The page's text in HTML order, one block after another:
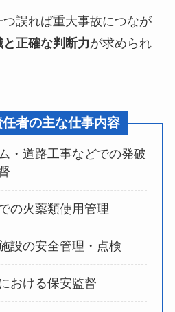
誤れば重大事故につなが
正確な判断力が求められ
者の主な仕事内容
・道路工事などでの発破
の火薬類使用管理
設の安全管理・点検
おける保安監督